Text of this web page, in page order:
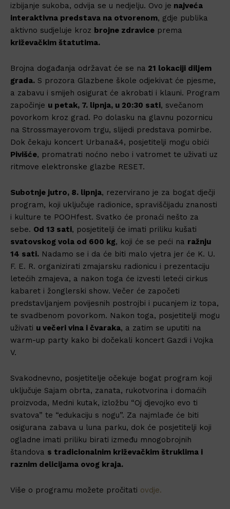
izbijanje sukoba, odvija se u nedjelju. Ovo je najveća
interaktivna predstava na otvorenom, gdje publika
aktivno sudjeluje kroz brojne zdravice prema
križevačkim štatutima.
Brojna događanja održavat će se na 21 lokaciji diljem
grada. S prozora Glazbene škole odjekivat će pjesme,
a zabavu i smijeh osigurat će akrobati i klauni. Program
započinje u petak, 7. lipnja, u 20:30 sati, svečanom
povorkom kroz grad. Po dolasku na glavnu pozornicu
na Strossmayerovom trgu, slijedi predstava pomirbe.
Dok čekaju koncert Urbana&4, posjetitelji mogu obići
Pivišće, promatrati noćno nebo i vatromet te uživati uz
ritmove elektronske glazbe RESET.
Subotnje jutro, 8. lipnja, rezervirano je za bogat dječji
program, koji uključuje radionice, spraviščijadu znanosti
i kulture te POOHfest. Svatko će pronaći nešto za
sebe. Od 13 sati, posjetitelji će imati priliku kušati
svatovskog vola od 600 kg, koji će se peći na ražnju
14 sati. Nadamo se i da će biti malo vjetra jer će K. U.
F. E. R. organizirati zmajarsku radionicu i prezentaciju
letećih zmajeva, a nakon toga će izvesti leteći cirkus
kabaret i žonglerski show. Večer će započeti
predstavljanjem povijesnih postrojbi i pucanjem iz topa,
te svadbenom povorkom. Nakon toga, posjetitelji mogu
uživati u večeri vina i čvaraka, a zatim se uputiti na
warm-up party kako bi dočekali koncert Gazdi i Vojka
V.
Svakodnevno, posjetitelje očekuje bogat program koji
uključuje Sajam obrta, zanata, rukotvorina i domaćih
proizvoda, Medni kutak, izložbu “Oj djevojko evo ti
svatova” te “edukaciju s nogu”. Za najmlađe će biti
osigurana zabava u luna parku, dok će posjetitelji koji
ogladne imati priliku birati između mnogobrojnih
štandova s tradicionalnim križevačkim štruklima i
raznim delicijama ovog kraja.
Više o programu možete pročitati ovdje.